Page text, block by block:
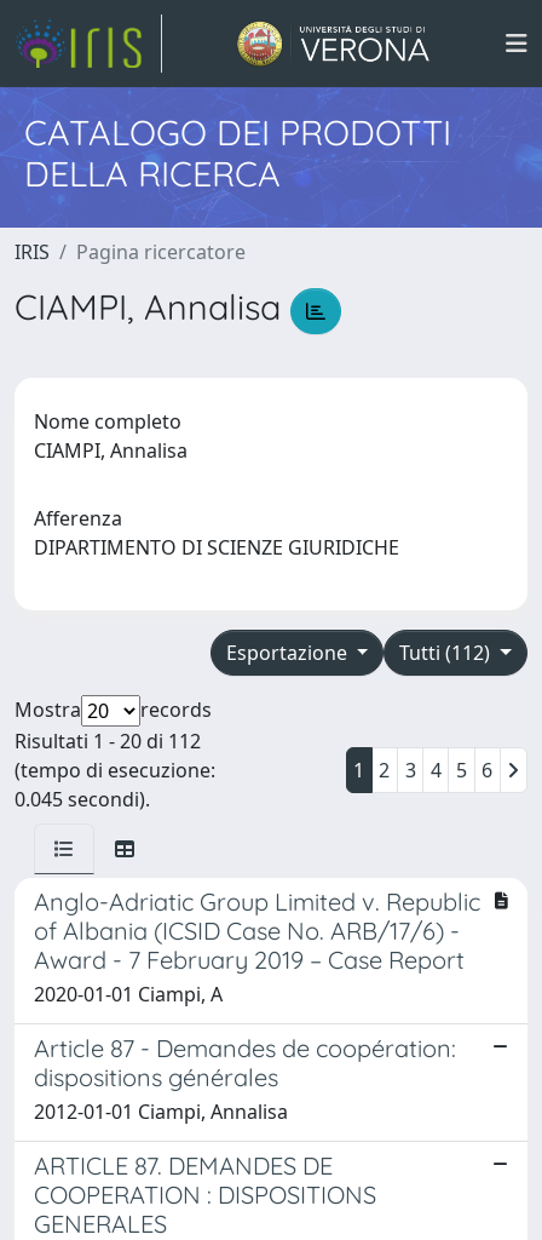
CATALOGO DEI PRODOTTI
DELLA RICERCA
IRIS Pagina ricercatore
CIAMPI, Annalisa
Nome completo
CIAMPI, Annalisa
Afferenza
DIPARTIMENTO DI SCIENZE GIURIDICHE
Tutti (112)
Esportazione
Mostra
records
Risultati 1 - 20 di 112
(tempo di esecuzione:
0.045 secondi).
1 2 3 4 5 6
Anglo-Adriatic Group Limited v. Republic
of Albania (ICSID Case No. ARB/17/6) -
Award - 7 February 2019 – Case Report
2020-01-01 Ciampi, A
Article 87 - Demandes de coopération:
dispositions générales
2012-01-01 Ciampi, Annalisa
ARTICLE 87. DEMANDES DE
COOPERATION : DISPOSITIONS
GENERALES